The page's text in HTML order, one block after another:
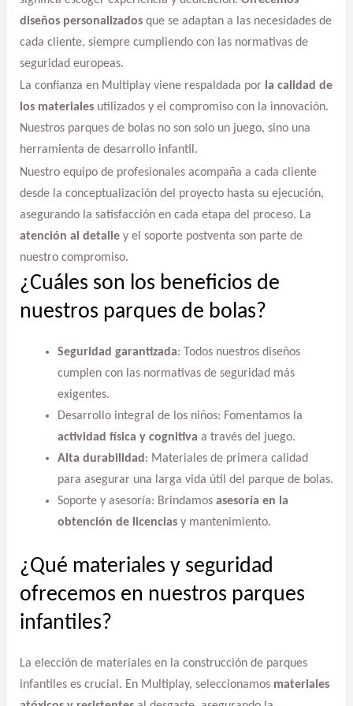
diseños personalizadosque se adaptan a las necesidades de
cada cliente, siempre cumpliendo con las normativas de
seguridad europeas.
La confianza en Multiplay viene respaldada por la calidad de
los materialesutilizados y el compromiso con la innovación.
Nuestros parques de bolas no son solo un juego, sino una
herramienta de desarrollo infantil.
Nuestro equipo de profesionales acompaña a cada cliente
desde la conceptualización del proyecto hasta su ejecución,
asegurando la satisfacción en cada etapa del proceso. La
atención al detalley el soporte postventa son parte de
nuestro compromiso.
¿Cuáles son los beneficios de
nuestros parques de bolas?
Seguridad garantizada: Todos nuestros diseños
cumplen con las normativas de seguridad más
exigentes.
Desarrollo integral de los niños: Fomentamos la
actividad física y cognitiva a través del juego.
Alta durabilidad: Materiales de primera calidad
para asegurar una larga vida útil del parque de bolas.
Soporte y asesoría: Brindamos asesoría en la
obtención de licenciasy mantenimiento.
¿Qué materiales y seguridad
ofrecemos en nuestros parques
infantiles?
La elección de materiales en la construcción de parques
infantiles es crucial. En Multiplay, seleccionamos materiales